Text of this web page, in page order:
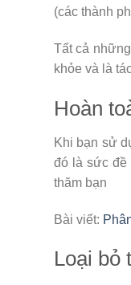
(các thành
Tất cả
khỏe và là
Hoàn
Khi bạn sử
đó là sức đề
thăm bạn
Bài viết:
Loại bỏ